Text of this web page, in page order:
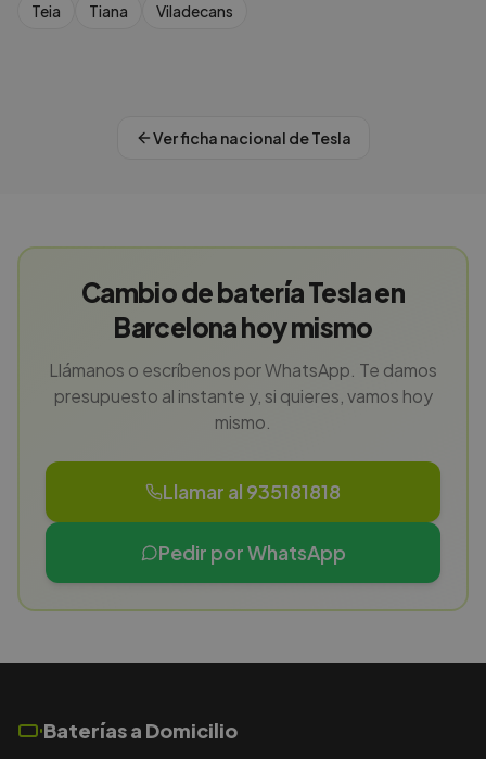
Teia
Tiana Viladecans
Ver ficha nacional deTesla
Cambio de batería Tesla en
Barcelona hoy mismo
Llámanos o escríbenos por WhatsApp. Te damos
presupuesto al instante y, si quieres, vamos hoy
mismo.
Llamar al 935181818
Pedir por WhatsApp
Baterías a Domicilio